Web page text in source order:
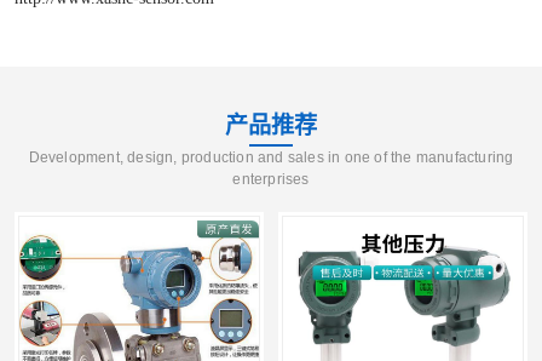
产品推荐
Development, design, production and sales in one of the manufacturing
enterprises